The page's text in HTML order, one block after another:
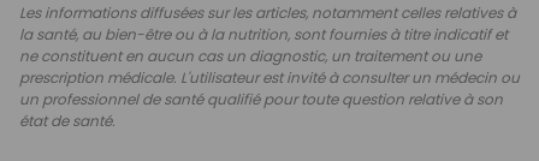
Les informations diffusées sur les articles, notamment celles relatives à
la santé, au bien-être ou à la nutrition, sont fournies à titre indicatif et
ne constituent en aucun cas un diagnostic, un traitement ou une
prescription médicale. L'utilisateur est invité à consulter un médecin ou
un professionnel de santé qualifié pour toute question relative à son
état de santé.